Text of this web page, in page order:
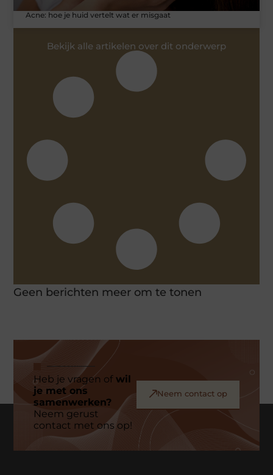
Acne: hoe je huid vertelt wat er misgaat
Bekijk alle artikelen over dit onderwerp
Geen berichten meer om te tonen
Heb je vragen ofwil
je met ons
samenwerken?
Neem gerust
contact met ons op!
Neem contact op